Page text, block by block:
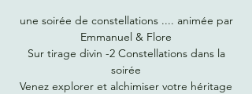
une soirée de constellations .... animée par
Emmanuel & Flore
Sur tirage divin -2 Constellations dans la
soirée
Venez explorer et alchimiser votre héritage